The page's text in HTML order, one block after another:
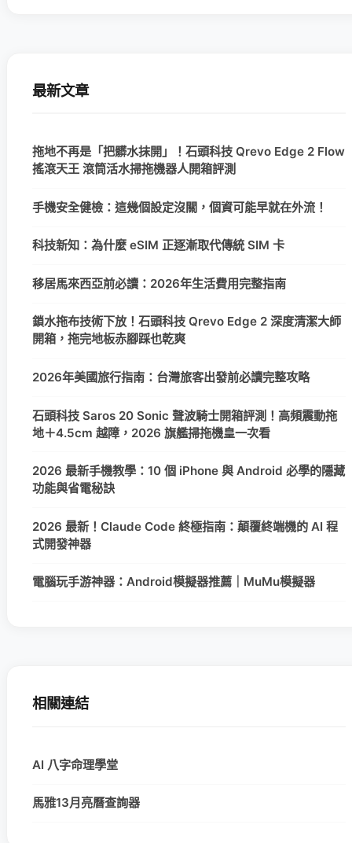
最新文章
拖地不再是「把髒水抹開」！石頭科技 Qrevo Edge 2 Flow
搖滾天王 滾筒活水掃拖機器人開箱評測
手機安全健檢：這幾個設定沒關，個資可能早就在外流！
科技新知：為什麼 eSIM 正逐漸取代傳統 SIM 卡
移居馬來西亞前必讀：2026年生活費用完整指南
鎖水拖布技術下放！石頭科技 Qrevo Edge 2 深度清潔大師
開箱，拖完地板赤腳踩也乾爽
2026年美國旅行指南：台灣旅客出發前必讀完整攻略
石頭科技 Saros 20 Sonic 聲波騎士開箱評測！高頻震動拖
地＋4.5cm 越障，2026 旗艦掃拖機皇一次看
2026 最新手機教學：10 個 iPhone 與 Android 必學的隱藏
功能與省電秘訣
2026 最新！Claude Code 終極指南：顛覆終端機的 AI 程
式開發神器
電腦玩手游神器：Android模擬器推薦｜MuMu模擬器
相關連結
AI 八字命理學堂
馬雅13月亮曆查詢器